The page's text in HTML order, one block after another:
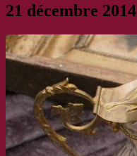
21 décembre 2014